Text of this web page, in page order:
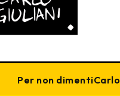
Per non dimentiCarlo